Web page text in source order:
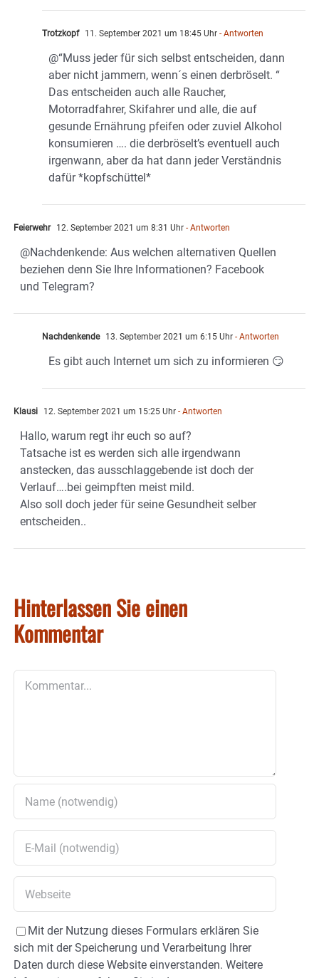
Trotzkopf 11. September 2021 um 18:45 Uhr - Antworten
@“Muss jeder für sich selbst entscheiden, dann
aber nicht jammern, wenn´s einen derbröselt. “
Das entscheiden auch alle Raucher,
Motorradfahrer, Skifahrer und alle, die auf
gesunde Ernährung pfeifen oder zuviel Alkohol
konsumieren …. die derbröselt’s eventuell auch
irgenwann, aber da hat dann jeder Verständnis
dafür *kopfschüttel*
Feierwehr 12. September 2021 um 8:31 Uhr - Antworten
@Nachdenkende: Aus welchen alternativen Quellen
beziehen denn Sie Ihre Informationen? Facebook
und Telegram?
Nachdenkende 13. September 2021 um 6:15 Uhr - Antworten
Es gibt auch Internet um sich zu informieren 😏
Klausi 12. September 2021 um 15:25 Uhr - Antworten
Hallo, warum regt ihr euch so auf?
Tatsache ist es werden sich alle irgendwann
anstecken, das ausschlaggebende ist doch der
Verlauf….bei geimpften meist mild.
Also soll doch jeder für seine Gesundheit selber
entscheiden..
Hinterlassen Sie einen
Kommentar
Mit der Nutzung dieses Formulars erklären Sie
sich mit der Speicherung und Verarbeitung Ihrer
Daten durch diese Website einverstanden. Weitere